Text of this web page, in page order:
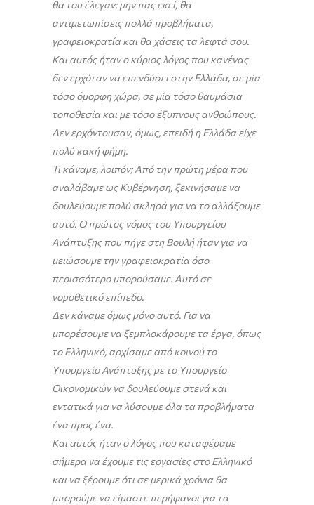
θα του έλεγαν: μην πας εκεί, θα
αντιμετωπίσεις πολλά προβλήματα,
γραφειοκρατία και θα χάσεις τα λεφτά σου.
Και αυτός ήταν ο κύριος λόγος που κανένας
δεν ερχόταν να επενδύσει στην Ελλάδα, σε μία
τόσο όμορφη χώρα, σε μία τόσο θαυμάσια
τοποθεσία και με τόσο έξυπνους ανθρώπους.
Δεν ερχόντουσαν, όμως, επειδή η Ελλάδα είχε
πολύ κακή φήμη.
Τι κάναμε, λοιπόν; Από την πρώτη μέρα που
αναλάβαμε ως Κυβέρνηση, ξεκινήσαμε να
δουλεύουμε πολύ σκληρά για να το αλλάξουμε
αυτό. Ο πρώτος νόμος του Υπουργείου
Ανάπτυξης που πήγε στη Βουλή ήταν για να
μειώσουμε την γραφειοκρατία όσο
περισσότερο μπορούσαμε. Αυτό σε
νομοθετικό επίπεδο.
Δεν κάναμε όμως μόνο αυτό. Για να
μπορέσουμε να ξεμπλοκάρουμε τα έργα, όπως
το Ελληνικό, αρχίσαμε από κοινού το
Υπουργείο Ανάπτυξης με το Υπουργείο
Οικονομικών να δουλεύουμε στενά και
εντατικά για να λύσουμε όλα τα προβλήματα
ένα προς ένα.
Και αυτός ήταν ο λόγος που καταφέραμε
σήμερα να έχουμε τις εργασίες στο Ελληνικό
και να ξέρουμε ότι σε μερικά χρόνια θα
μπορούμε να είμαστε περήφανοι για τα